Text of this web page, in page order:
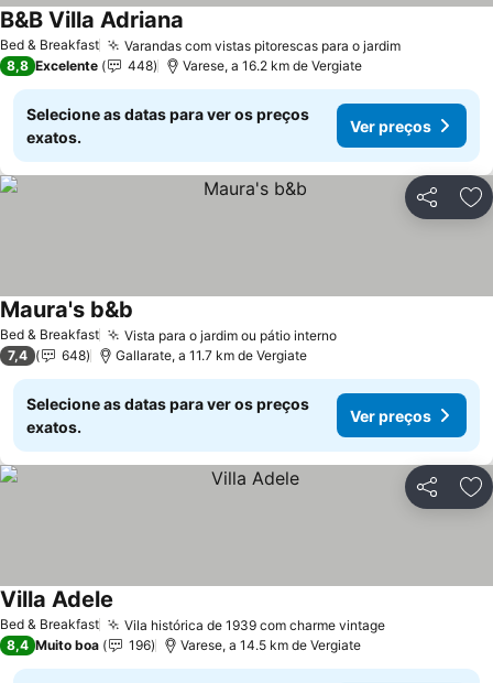
Bed & Breakfast Varandas com vistas pitorescas para o jardimVer preços
B&B Villa Adriana
8,8 Excelente 448 Varese, a 16.2 km de Vergiate
Selecione as datas para ver os preços
exatos.
Ver preços
Partilhar
Bed & Breakfast Vista para o jardim ou pátio internoVer preços
Maura's b&b
7,4 648 Gallarate, a 11.7 km de Vergiate
Selecione as datas para ver os preços
exatos.
Ver preços
Partilhar
Bed & Breakfast Vila histórica de 1939 com charme vintageVer preços
Villa Adele
8,4 Muito boa 196 Varese, a 14.5 km de Vergiate